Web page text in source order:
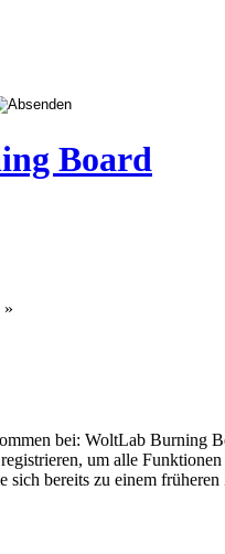
Board
»
bei: WoltLab Burning
um alle
sich bereits zu einem